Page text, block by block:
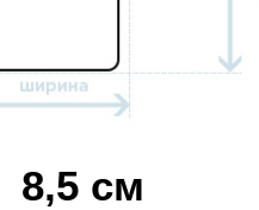
8,5 см